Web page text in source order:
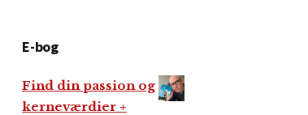
E-bog
Find din passion og
kerneværdier +